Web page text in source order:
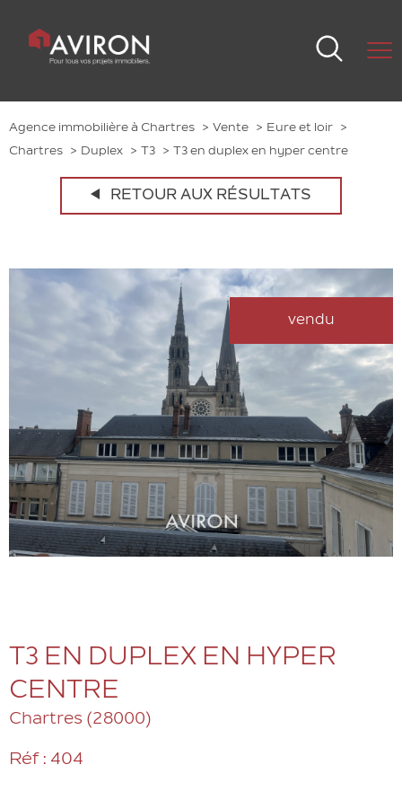
Agence immobilière à Chartres Vente
Eure et loir
Chartres
Duplex T3 T3 en duplex en hyper centre
RETOUR AUX RÉSULTATS
vendu
T3 EN DUPLEX EN HYPER
CENTRE
Chartres (28000)
Réf : 404